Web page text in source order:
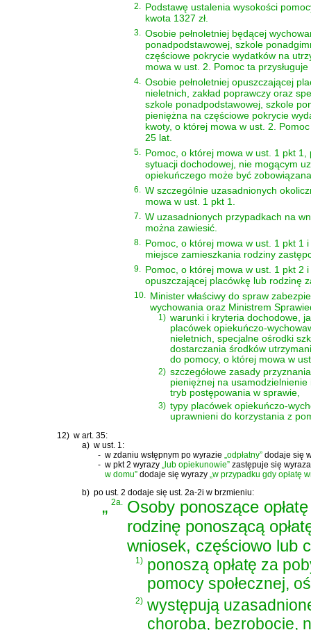
2.
Podstawę ustalenia wysokości
kwota 1327 zł.
3.
Osobie pełnoletniej będącej
ponadpodstawowej, szkole
częściowe pokrycie wydatków na
mowa w ust. 2. Pomoc ta
4.
Osobie pełnoletniej opuszczającej
nieletnich, zakład poprawczy oraz
szkole ponadpodstawowej, szkole
pieniężna na częściowe pokrycie
kwoty, o której mowa w ust. 2.
25 lat.
5.
Pomoc, o której mowa w ust. 1 pkt
sytuacji dochodowej, nie mogącym
opiekuńczego może być
6.
W szczególnie uzasadnionych
mowa w ust. 1 pkt 1.
7.
W uzasadnionych przypadkach na
można zawiesić.
8.
Pomoc, o której mowa w ust. 1 pkt 1
miejsce zamieszkania rodziny
9.
Pomoc, o której mowa w ust. 1 pkt 2
opuszczającej placówkę lub rodzinę
10.
Minister właściwy do spraw
wychowania oraz Ministrem
1) warunki i kryteria dochodowe,
placówek opiekuńczo-
nieletnich, specjalne ośrodki
dostarczania środków
do pomocy, o której mowa w
2) szczegółowe zasady
pieniężnej na
tryb postępowania w sprawie,
3) typy placówek opiekuńczo-
uprawnieni do korzystania z
12) w art. 35:
a) w ust. 1:
- w zdaniu wstępnym po wyrazie „odpłatny” dodaje się
- w pkt 2 wyrazy „lub opiekunowie” zastępuje się
w domu” dodaje się wyrazy „w przypadku gdy opłatę
b) po ust. 2 dodaje się ust. 2a-2i w brzmieniu:
„2a. Osoby ponoszące
rodzinę ponoszącą
wniosek, częściowo lub
1) ponoszą opłatę za
pomocy społecznej,
2) występują
choroba, bezrobocie,